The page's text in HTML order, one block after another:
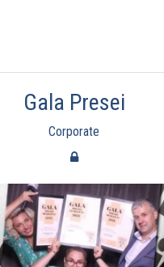
Gala Presei
Corporate